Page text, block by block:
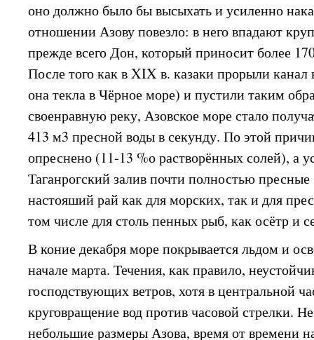
оно должно было бы высыхать и усиленно
отношении Азову повезло: в него впадают
прежде всего Дон, который приносит более
После того как в XIX в. казаки прорыли канал
она текла в Чёрное море) и пустили таким
своенравную реку, Азовское море стало
413 м3 пресной воды в секунду. По этой
опреснено (11-13 %о растворённых солей), а
Таганрогский залив почти полностью
настояший рай как для морских, так и для
том числе для столь пенных рыб, как осётр и
В коние декабря море покрывается льдом и
начале марта. Течения, как правило,
господствующих ветров, хотя в центральной
круговращение вод против часовой стрелки.
небольшие размеры Азова, время от времени